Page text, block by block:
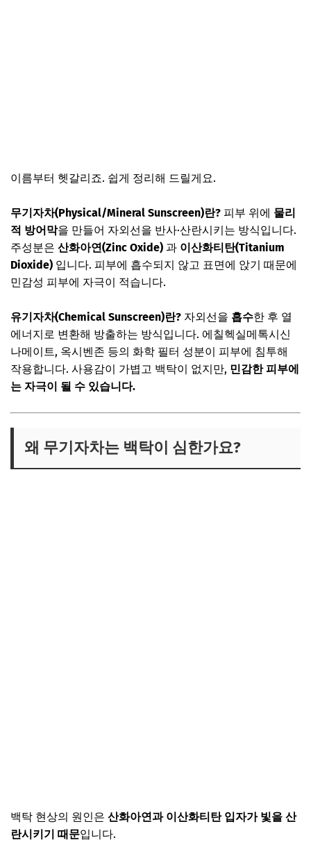
이름부터 헷갈리죠. 쉽게 정리해 드릴게요.
무기자차(Physical/Mineral Sunscreen)란? 피부 위에 물리
적 방어막을 만들어 자외선을 반사·산란시키는 방식입니다.
주성분은 산화아연(Zinc Oxide) 과 이산화티탄(Titanium
Dioxide) 입니다. 피부에 흡수되지 않고 표면에 앉기 때문에
민감성 피부에 자극이 적습니다.
유기자차(Chemical Sunscreen)란? 자외선을 흡수한 후 열
에너지로 변환해 방출하는 방식입니다. 에칠헥실메톡시신
나메이트, 옥시벤존 등의 화학 필터 성분이 피부에 침투해
작용합니다. 사용감이 가볍고 백탁이 없지만, 민감한 피부에
는 자극이 될 수 있습니다.
왜 무기자차는 백탁이 심한가요?
백탁 현상의 원인은 산화아연과 이산화티탄 입자가 빛을 산
란시키기 때문입니다.